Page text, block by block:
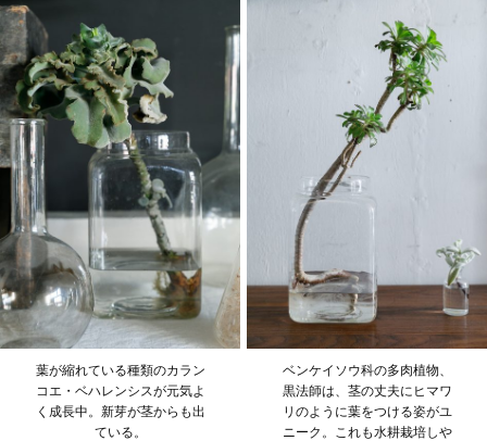
葉が縮れている種類のカラン
コエ・ベハレンシスが元気よ
く成長中。新芽が茎からも出
ている。
ベンケイソウ科の多肉植物、
黒法師は、茎の丈夫にヒマワ
リのように葉をつける姿がユ
ニーク。これも水耕栽培しや